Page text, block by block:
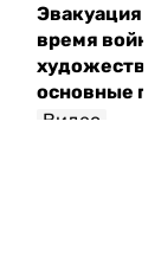
Эвакуация
время
основные
Видео